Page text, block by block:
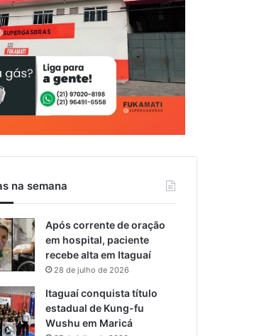
na semana
Após corrente de oração
em hospital, paciente
recebe alta em Itaguaí
28 de julho de 2026
Itaguaí conquista título
estadual de Kung-fu
Wushu em Maricá